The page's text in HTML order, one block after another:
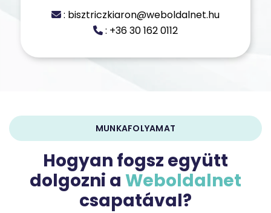
: bisztriczkiaron@weboldalnet.hu
: +36 30 162 0112
MUNKAFOLYAMAT
Hogyan fogsz együtt
dolgozni a Weboldalnet
csapatával?